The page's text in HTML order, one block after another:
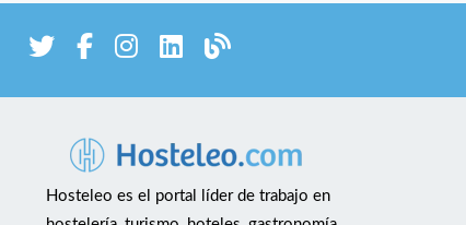
Hosteleo es el portal líder de trabajo en